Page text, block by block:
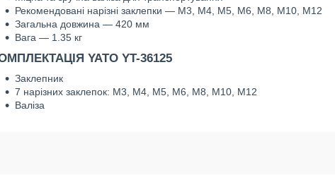
Рекомендовані нарізні заклепки — М3, M4, M5, M6, M8, M10, M12
Загальна довжина — 420 мм
Вага — 1.35 кг
YATO YT-36125
Заклепник
7 нарізних заклепок: M3, M4, M5, M6, M8, M10, M12
Валіза